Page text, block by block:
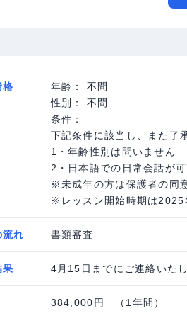
格
年齢： 不問
性別： 不問
条件：
下記条件に該当し、また了
1・年齢性別は問いません
2・日本語での日常会話が
※未成年の方は保護者の同
※レッスン開始時期は2025
流れ 書類審査
果 4月15日までにご連絡いた
384,000円 （1年間）